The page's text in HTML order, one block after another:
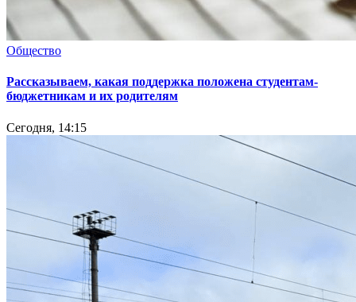
Общество
Рассказываем, какая поддержка положена студентам-
бюджетникам и их родителям
Сегодня, 14:15